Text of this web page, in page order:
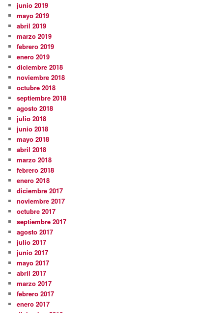
junio 2019
mayo 2019
abril 2019
marzo 2019
febrero 2019
enero 2019
diciembre 2018
noviembre 2018
octubre 2018
septiembre 2018
agosto 2018
julio 2018
junio 2018
mayo 2018
abril 2018
marzo 2018
febrero 2018
enero 2018
diciembre 2017
noviembre 2017
octubre 2017
septiembre 2017
agosto 2017
julio 2017
junio 2017
mayo 2017
abril 2017
marzo 2017
febrero 2017
enero 2017